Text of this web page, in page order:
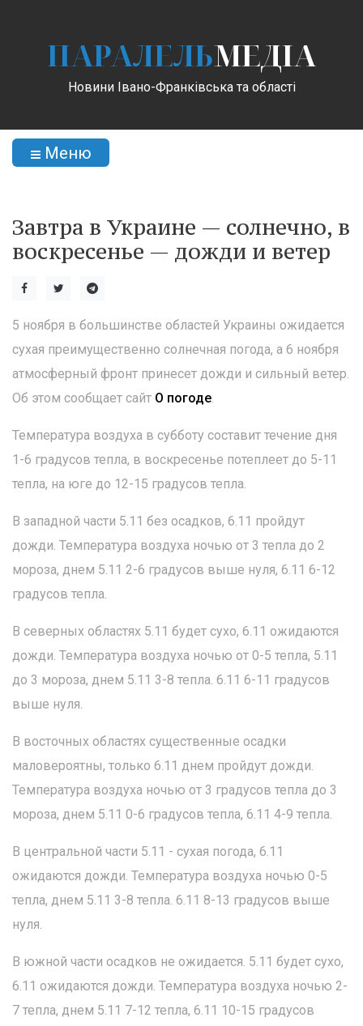
ПАРАЛЕЛЬМЕДІА
Новини Івано-Франківська та області
Меню
Завтра в Украине — солнечно, в
воскресенье — дожди и ветер
5 ноября в большинстве областей Украины ожидается
сухая преимущественно солнечная погода, а 6 ноября
атмосферный фронт принесет дожди и сильный ветер.
Об этом сообщает сайт О погоде.
Температура воздуха в субботу составит течение дня
1-6 градусов тепла, в воскресенье потеплеет до 5-11
тепла, на юге до 12-15 градусов тепла.
В западной части 5.11 без осадков, 6.11 пройдут
дожди. Температура воздуха ночью от 3 тепла до 2
мороза, днем 5.11 2-6 градусов выше нуля, 6.11 6-12
градусов тепла.
В северных областях 5.11 будет сухо, 6.11 ожидаются
дожди. Температура воздуха ночью от 0-5 тепла, 5.11
до 3 мороза, днем 5.11 3-8 тепла. 6.11 6-11 градусов
выше нуля.
В восточных областях существенные осадки
маловероятны, только 6.11 днем пройдут дожди.
Температура воздуха ночью от 3 градусов тепла до 3
мороза, днем 5.11 0-6 градусов тепла, 6.11 4-9 тепла.
В центральной части 5.11 - сухая погода, 6.11
ожидаются дожди. Температура воздуха ночью 0-5
тепла, днем 5.11 3-8 тепла. 6.11 8-13 градусов выше
нуля.
В южной части осадков не ожидается. 5.11 будет сухо,
6.11 ожидаются дожди. Температура воздуха ночью 2-
7 тепла, днем 5.11 7-12 тепла, 6.11 10-15 градусов